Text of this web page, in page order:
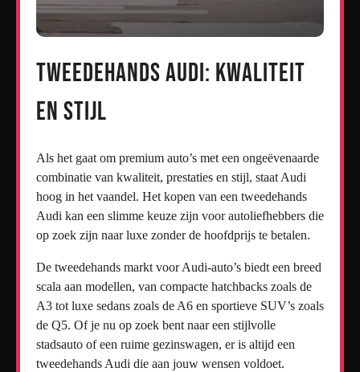
Tweedehands Audi: Kwaliteit
en Stijl
Als het gaat om premium auto’s met een ongeëvenaarde
combinatie van kwaliteit, prestaties en stijl, staat Audi
hoog in het vaandel. Het kopen van een tweedehands
Audi kan een slimme keuze zijn voor autoliefhebbers die
op zoek zijn naar luxe zonder de hoofdprijs te betalen.
De tweedehands markt voor Audi-auto’s biedt een breed
scala aan modellen, van compacte hatchbacks zoals de
A3 tot luxe sedans zoals de A6 en sportieve SUV’s zoals
de Q5. Of je nu op zoek bent naar een stijlvolle
stadsauto of een ruime gezinswagen, er is altijd een
tweedehands Audi die aan jouw wensen voldoet.